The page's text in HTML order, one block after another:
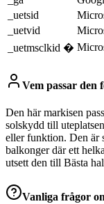
_uetsid
_uetvid
_uetmsclkid �
Vem passar den
Den här markisen
solskydd till
eller funktion. Den är
balkonger där ett
utsett den till Bästa
Vanliga frågor